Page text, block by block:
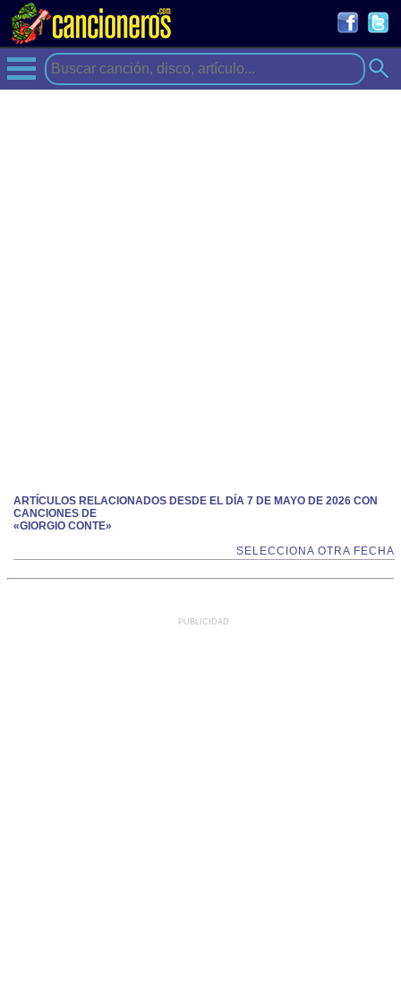
ARTÍCULOS RELACIONADOS DESDE EL DÍA 7 DE MAYO DE 2026 CON
CANCIONES DE
«GIORGIO CONTE»
SELECCIONA OTRA FECHA
PUBLICIDAD